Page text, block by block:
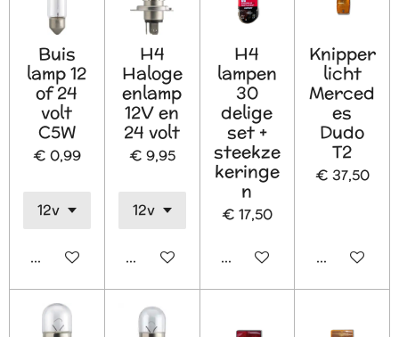
Buis
lamp 12
of 24
volt
C5W
€ 0,99
In winkelwagen
H4
Haloge
enlamp
12V en
24 volt
€ 9,95
In winkelwagen
H4
lampen
30
delige
set +
steekze
keringe
n
€ 17,50
In winkelwagen
Knipper
licht
Merced
es
Dudo
T2
€ 37,50
In